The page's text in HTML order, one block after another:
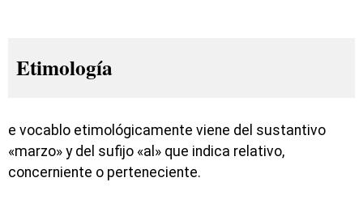
Etimología
e vocablo etimológicamente viene del sustantivo
«marzo» y del sufijo «al» que indica relativo,
concerniente o perteneciente.